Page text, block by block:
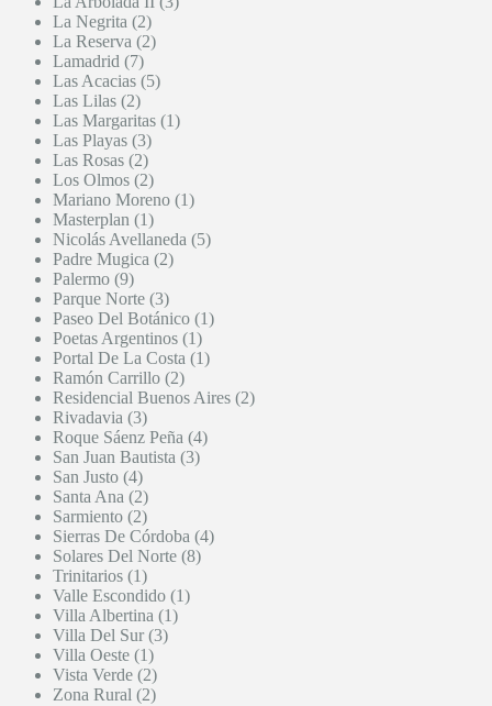
La Negrita (2)
La Reserva (2)
Lamadrid (7)
Las Acacias (5)
Las Lilas (2)
Las Margaritas (1)
Las Playas (3)
Las Rosas (2)
Los Olmos (2)
Mariano Moreno (1)
Masterplan (1)
Nicolás Avellaneda (5)
Padre Mugica (2)
Palermo (9)
Parque Norte (3)
Paseo Del Botánico (1)
Poetas Argentinos (1)
Portal De La Costa (1)
Ramón Carrillo (2)
Residencial Buenos Aires (2)
Rivadavia (3)
Roque Sáenz Peña (4)
San Juan Bautista (3)
San Justo (4)
Santa Ana (2)
Sarmiento (2)
Sierras De Córdoba (4)
Solares Del Norte (8)
Trinitarios (1)
Valle Escondido (1)
Villa Albertina (1)
Villa Del Sur (3)
Villa Oeste (1)
Vista Verde (2)
Zona Rural (2)